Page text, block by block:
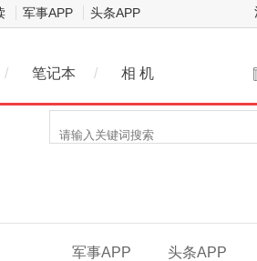
军事APP 头条APP
/ 笔记本 / 相 机
军事APP 头条APP